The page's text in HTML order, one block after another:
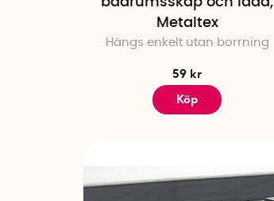
Metaltex
Hängs enkelt utan borrning
59 kr
Köp